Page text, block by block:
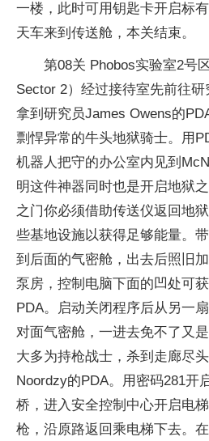
一楼，此时可用钥匙卡开启标
天车来到传送舱，本关结束。
第08关 Phobos实验室2号
Sector 2）经过接待室先前往
拿到研究员James Owens的
剽悍异常的牛头地狱骑士。用
机器人把守的办公室内见到
明这件神器同时也是开启地狱
之门你必须借助传送仪返回地
些基地设施以获得足够能量。
到后面的气密舱，出去后照旧
泵房，控制电脑下面的凹处可
PDA。启动关闭程序后从另一
对面气密舱，一进去免不了又
大多为持枪战士，杀到走廊尽
Noordzy的PDA。用密码281开
桥，进入安全控制中心开启电
枪，沿原路返回乘电梯下去。